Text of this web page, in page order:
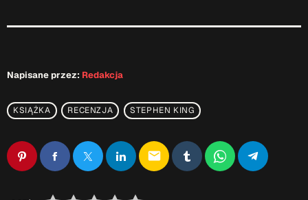
Gość Dnia
10:00 - 10:05
Gość Dnia
12:00 - 12:15
Napisane przez: Redakcja
KSIĄŻKA RECENZJA STEPHEN KING
email